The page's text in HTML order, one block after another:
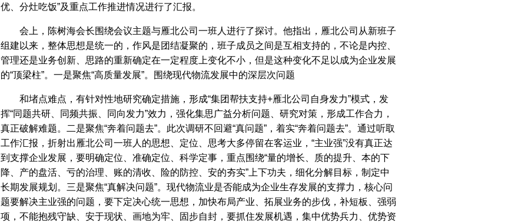
优、分灶吃饭”及重点工作推进情况进行了汇报。
会上，陈树海会长围绕会议主题与雁北公司一班人进行了探讨。他指出，雁北公司从新班子
组建以来，整体思想是统一的，作风是团结凝聚的，班子成员之间是互相支持的，不论是内控、
管理还是业务创新、思路的重新确定在一定程度上变化不小，但是这种变化不足以成为企业发展
的“顶梁柱”。一是聚焦“高质量发展”。围绕现代物流发展中的深层次问题
和堵点难点，有针对性地研究确定措施，形成“集团帮扶支持+雁北公司自身发力”模式，发
挥“同题共研、同频共振、同向发力”效力，强化集思广益分析问题、研究对策，形成工作合力，
真正破解难题。二是聚焦“奔着问题去”。此次调研不回避“真问题”，着实“奔着问题去”。通过听取
工作汇报，折射出雁北公司一班人的思想、定位、思考大多停留在客运业，“主业强”没有真正达
到支撑企业发展，要明确定位、准确定位、科学定事，重点围绕“量的增长、质的提升、本的下
降、产的盘活、亏的治理、账的清收、险的防控、安的夯实”上下功夫，细化分解目标，制定中
长期发展规划。三是聚焦“真解决问题”。现代物流业是否能成为企业生存发展的支撑力，核心问
题要解决主业强的问题，要下定决心统一思想，加快布局产业、拓展业务的步伐，补短板、强弱
项，不能抱残守缺、安于现状、画地为牢、固步自封，要抓住发展机遇，集中优势兵力、优势资